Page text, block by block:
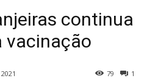
continua
vacinação
1
79